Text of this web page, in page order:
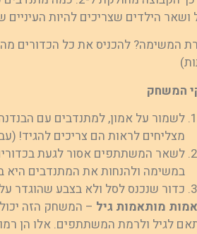
ושאר הילדים שצריכים להיות
המשימה? להכניס את כל הכדורים
המשחק
לשמור על אמון, למתנדבים עם
מצליחים לראות הם צריכים להגיד!
לשאר המשתתפים אסור לגעת
במשימה ולהנחות את המתנדבים היא
כדור שנכנס לסל ולא בצבע שהוגדר על ידי
מותאמות גיל – המשחק הזה יכול
לגיל ולרמת המשתתפים. אלו הן